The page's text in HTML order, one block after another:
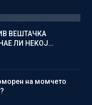
ВЕШТАЧКА
ЛИ НЕКОЈ…
на момчето